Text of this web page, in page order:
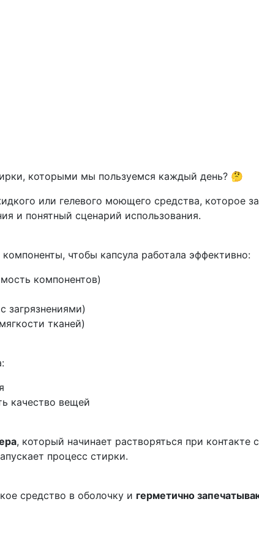
которыми мы пользуемся каждый день? 🤔
или гелевого моющего средства, которое
и понятный сценарий использования.
чтобы капсула работала эффективно:
компонентов)
загрязнениями)
тканей)
качество вещей
, который начинает растворяться при
процесс стирки.
средство в оболочку и герметично